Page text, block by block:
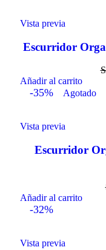
Vista previa
Escurridor
Añadir al carrito
-35% Agotado
Vista previa
Escurridor
Añadir al carrito
-32%
Vista previa